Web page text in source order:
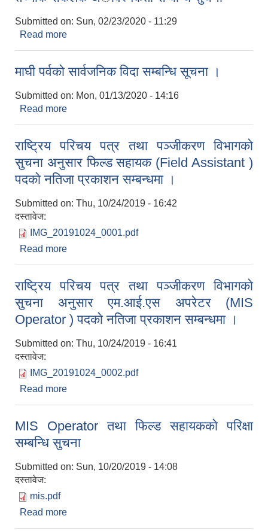
Submitted on: Sun, 02/23/2020 - 11:29
Read more
माघी पर्वकाे सार्वजनिक विदा सम्बन्धि सूचना ।
Submitted on: Mon, 01/13/2020 - 14:16
Read more
राष्ट्रिय परिचय पत्र तथा पञ्जीकरण विभागकाे
सुचना अनुसार फिल्ड सहायक (Field Assistant )
पदकाे नतिजा प्रकाशन सम्बन्धमा ।
Submitted on: Thu, 10/24/2019 - 16:42
दस्तावेज:
IMG_20191024_0001.pdf
Read more
राष्ट्रिय परिचय पत्र तथा पञ्जीकरण विभागकाे
सुचना अनुसार एम.आई.एस अपरेटर (MIS
Operator ) पदकाे नतिजा प्रकाशन सम्बन्धमा ।
Submitted on: Thu, 10/24/2019 - 16:41
दस्तावेज:
IMG_20191024_0002.pdf
Read more
MIS Operator तथा फिल्ड सहायककाे परिक्षा
सम्बन्धि सुचना
Submitted on: Sun, 10/20/2019 - 14:08
दस्तावेज:
mis.pdf
Read more